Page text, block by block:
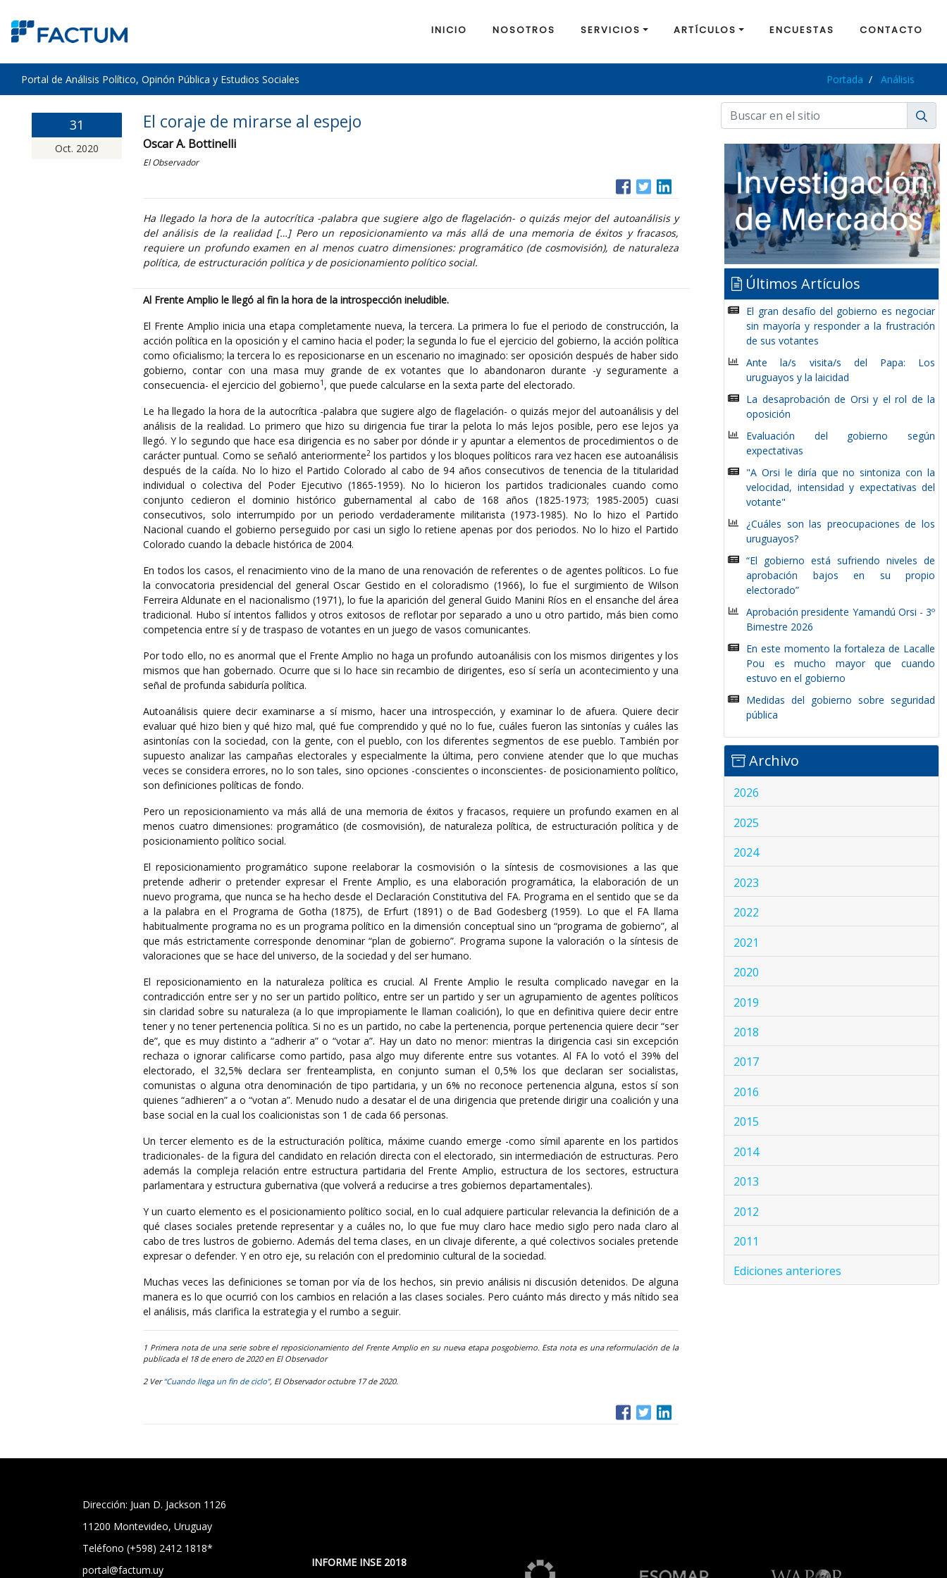
INICIO NOSOTROS SERVICIOS ARTÍCULOS ENCUESTAS CONTACTO
Portal de Análisis Político, Opinón Pública y Estudios Sociales Portada Análisis
31
Oct. 2020
El coraje de mirarse al espejo
Oscar A. Bottinelli
El Observador
Ha llegado la hora de la autocrítica -palabra que sugiere algo de flagelación- o quizás mejor del autoanálisis y
del análisis de la realidad […] Pero un reposicionamiento va más allá de una memoria de éxitos y fracasos,
requiere un profundo examen en al menos cuatro dimensiones: programático (de cosmovisión), de naturaleza
política, de estructuración política y de posicionamiento político social.
Al Frente Amplio le llegó al fin la hora de la introspección ineludible.
El Frente Amplio inicia una etapa completamente nueva, la tercera. La primera lo fue el periodo de construcción, la
acción política en la oposición y el camino hacia el poder; la segunda lo fue el ejercicio del gobierno, la acción política
como oficialismo; la tercera lo es reposicionarse en un escenario no imaginado: ser oposición después de haber sido
gobierno, contar con una masa muy grande de ex votantes que lo abandonaron durante -y seguramente a
consecuencia- el ejercicio del gobierno1 , que puede calcularse en la sexta parte del electorado.
Le ha llegado la hora de la autocrítica -palabra que sugiere algo de flagelación- o quizás mejor del autoanálisis y del
análisis de la realidad. Lo primero que hizo su dirigencia fue tirar la pelota lo más lejos posible, pero ese lejos ya
llegó. Y lo segundo que hace esa dirigencia es no saber por dónde ir y apuntar a elementos de procedimientos o de
carácter puntual. Como se señaló anteriormente2los partidos y los bloques políticos rara vez hacen ese autoanálisis
después de la caída. No lo hizo el Partido Colorado al cabo de 94 años consecutivos de tenencia de la titularidad
individual o colectiva del Poder Ejecutivo (1865-1959). No lo hicieron los partidos tradicionales cuando como
conjunto cedieron el dominio histórico gubernamental al cabo de 168 años (1825-1973; 1985-2005) cuasi
consecutivos, solo interrumpido por un periodo verdaderamente militarista (1973-1985). No lo hizo el Partido
Nacional cuando el gobierno perseguido por casi un siglo lo retiene apenas por dos periodos. No lo hizo el Partido
Colorado cuando la debacle histórica de 2004.
En todos los casos, el renacimiento vino de la mano de una renovación de referentes o de agentes políticos. Lo fue
la convocatoria presidencial del general Oscar Gestido en el coloradismo (1966), lo fue el surgimiento de Wilson
Ferreira Aldunate en el nacionalismo (1971), lo fue la aparición del general Guido Manini Ríos en el ensanche del área
tradicional. Hubo sí intentos fallidos y otros exitosos de reflotar por separado a uno u otro partido, más bien como
competencia entre sí y de traspaso de votantes en un juego de vasos comunicantes.
Por todo ello, no es anormal que el Frente Amplio no haga un profundo autoanálisis con los mismos dirigentes y los
mismos que han gobernado. Ocurre que si lo hace sin recambio de dirigentes, eso sí sería un acontecimiento y una
señal de profunda sabiduría política.
Autoanálisis quiere decir examinarse a sí mismo, hacer una introspección, y examinar lo de afuera. Quiere decir
evaluar qué hizo bien y qué hizo mal, qué fue comprendido y qué no lo fue, cuáles fueron las sintonías y cuáles las
asintonías con la sociedad, con la gente, con el pueblo, con los diferentes segmentos de ese pueblo. También por
supuesto analizar las campañas electorales y especialmente la última, pero conviene atender que lo que muchas
veces se considera errores, no lo son tales, sino opciones -conscientes o inconscientes- de posicionamiento político,
son definiciones políticas de fondo.
Pero un reposicionamiento va más allá de una memoria de éxitos y fracasos, requiere un profundo examen en al
menos cuatro dimensiones: programático (de cosmovisión), de naturaleza política, de estructuración política y de
posicionamiento político social.
El reposicionamiento programático supone reelaborar la cosmovisión o la síntesis de cosmovisiones a las que
pretende adherir o pretender expresar el Frente Amplio, es una elaboración programática, la elaboración de un
nuevo programa, que nunca se ha hecho desde el Declaración Constitutiva del FA. Programa en el sentido que se da
a la palabra en el Programa de Gotha (1875), de Erfurt (1891) o de Bad Godesberg (1959). Lo que el FA llama
habitualmente programa no es un programa político en la dimensión conceptual sino un “programa de gobierno”, al
que más estrictamente corresponde denominar “plan de gobierno”. Programa supone la valoración o la síntesis de
valoraciones que se hace del universo, de la sociedad y del ser humano.
El reposicionamiento en la naturaleza política es crucial. Al Frente Amplio le resulta complicado navegar en la
contradicción entre ser y no ser un partido político, entre ser un partido y ser un agrupamiento de agentes políticos
sin claridad sobre su naturaleza (a lo que impropiamente le llaman coalición), lo que en definitiva quiere decir entre
tener y no tener pertenencia política. Si no es un partido, no cabe la pertenencia, porque pertenencia quiere decir “ser
de”, que es muy distinto a “adherir a” o “votar a”. Hay un dato no menor: mientras la dirigencia casi sin excepción
rechaza o ignorar calificarse como partido, pasa algo muy diferente entre sus votantes. Al FA lo votó el 39% del
electorado, el 32,5% declara ser frenteamplista, en conjunto suman el 0,5% los que declaran ser socialistas,
comunistas o alguna otra denominación de tipo partidaria, y un 6% no reconoce pertenencia alguna, estos sí son
quienes “adhieren” a o “votan a”. Menudo nudo a desatar el de una dirigencia que pretende dirigir una coalición y una
base social en la cual los coalicionistas son 1 de cada 66 personas.
Un tercer elemento es de la estructuración política, máxime cuando emerge -como símil aparente en los partidos
tradicionales- de la figura del candidato en relación directa con el electorado, sin intermediación de estructuras. Pero
además la compleja relación entre estructura partidaria del Frente Amplio, estructura de los sectores, estructura
parlamentara y estructura gubernativa (que volverá a reducirse a tres gobiernos departamentales).
Y un cuarto elemento es el posicionamiento político social, en lo cual adquiere particular relevancia la definición de a
qué clases sociales pretende representar y a cuáles no, lo que fue muy claro hace medio siglo pero nada claro al
cabo de tres lustros de gobierno. Además del tema clases, en un clivaje diferente, a qué colectivos sociales pretende
expresar o defender. Y en otro eje, su relación con el predominio cultural de la sociedad.
Muchas veces las definiciones se toman por vía de los hechos, sin previo análisis ni discusión detenidos. De alguna
manera es lo que ocurrió con los cambios en relación a las clases sociales. Pero cuánto más directo y más nítido sea
el análisis, más clarifica la estrategia y el rumbo a seguir.
1 Primera nota de una serie sobre el reposicionamiento del Frente Amplio en su nueva etapa posgobierno. Esta nota es una reformulación de la
publicada el 18 de enero de 2020 en El Observador
2 Ver“Cuando llega un fin de ciclo”, El Observador octubre 17 de 2020.
Últimos Artículos
El gran desafío del gobierno es negociar
sin mayoría y responder a la frustración
de sus votantes
Ante la/s visita/s del Papa: Los
uruguayos y la laicidad
La desaprobación de Orsi y el rol de la
oposición
Evaluación del gobierno según
expectativas
"A Orsi le diría que no sintoniza con la
velocidad, intensidad y expectativas del
votante"
¿Cuáles son las preocupaciones de los
uruguayos?
“El gobierno está sufriendo niveles de
aprobación bajos en su propio
electorado”
Aprobación presidente Yamandú Orsi - 3º
Bimestre 2026
En este momento la fortaleza de Lacalle
Pou es mucho mayor que cuando
estuvo en el gobierno
Medidas del gobierno sobre seguridad
pública
Archivo
2026
2025
2024
2023
2022
2021
2020
2019
2018
2017
2016
2015
2014
2013
2012
2011
Ediciones anteriores
Dirección: Juan D. Jackson 1126
11200 Montevideo, Uruguay
Teléfono (+598) 2412 1818*
portal@factum.uy
INFORME INSE 2018